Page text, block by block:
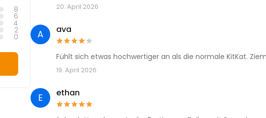
8
6
4
2
0
20. April 2026
A ava
Fühlt sich etwas hochwertiger an als die normale KitKat.
19. April 2026
E ethan